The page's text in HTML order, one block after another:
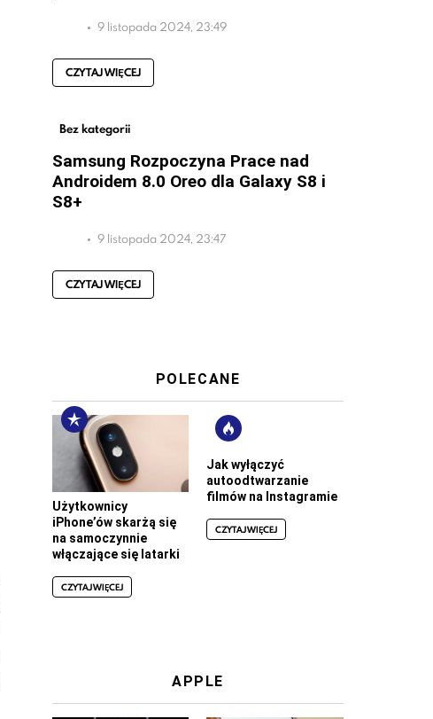
9 listopada 2024, 23:49
CZYTAJ WIĘCEJ
Bez kategorii
Samsung Rozpoczyna Prace nad
Androidem 8.0 Oreo dla Galaxy S8 i
S8+
9 listopada 2024, 23:47
CZYTAJ WIĘCEJ
POLECANE
Użytkownicy
iPhone’ów skarżą się
na samoczynnie
włączające się latarki
CZYTAJ WIĘCEJ
Jak wyłączyć
autoodtwarzanie
filmów na Instagramie
CZYTAJ WIĘCEJ
APPLE